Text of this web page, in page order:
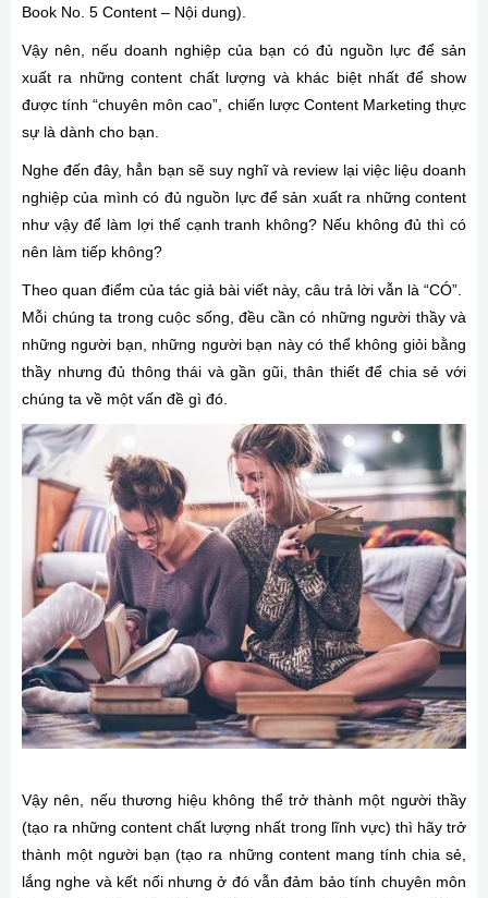
Book No. 5 Content – Nội dung).
Vậy nên, nếu doanh nghiệp của bạn có đủ nguồn lực để sản
xuất ra những content chất lượng và khác biệt nhất để show
được tính “chuyên môn cao”, chiến lược Content Marketing thực
sự là dành cho bạn.
Nghe đến đây, hẳn bạn sẽ suy nghĩ và review lại việc liệu doanh
nghiệp của mình có đủ nguồn lực để sản xuất ra những content
như vậy để làm lợi thế cạnh tranh không? Nếu không đủ thì có
nên làm tiếp không?
Theo quan điểm của tác giả bài viết này, câu trả lời vẫn là “CÓ”.
Mỗi chúng ta trong cuộc sống, đều cần có những người thầy và
những người bạn, những người bạn này có thể không giỏi bằng
thầy nhưng đủ thông thái và gần gũi, thân thiết để chia sẻ với
chúng ta về một vấn đề gì đó.
Vậy nên, nếu thương hiệu không thể trở thành một người thầy
(tạo ra những content chất lượng nhất trong lĩnh vực) thì hãy trở
thành một người bạn (tạo ra những content mang tính chia sẻ,
lắng nghe và kết nối nhưng ở đó vẫn đảm bảo tính chuyên môn